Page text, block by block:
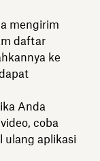
mengirim
daftar
ke
Anda
coba
ulang aplikasi